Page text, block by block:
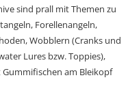
sind prall mit Themen zu
Forellenangeln,
Wobblern (Cranks und
Lures bzw. Toppies),
am Bleikopf